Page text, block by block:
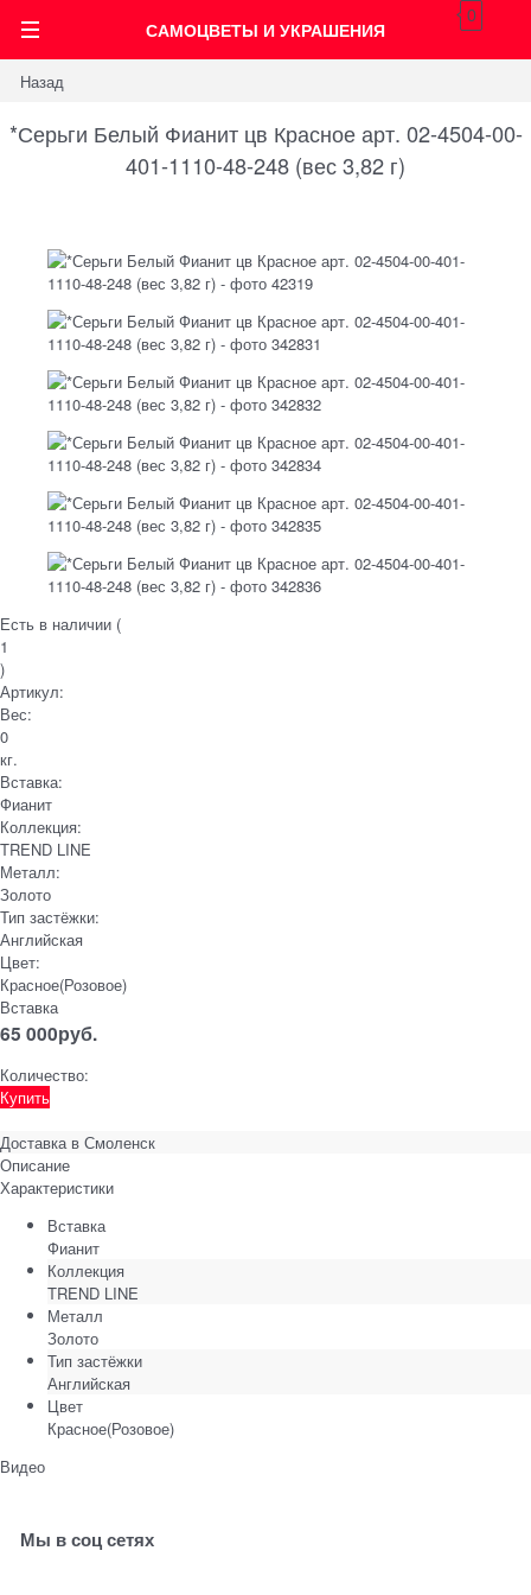
САМОЦВЕТЫ И УКРАШЕНИЯ
0
Назад
*Серьги Белый Фианит цв Красное арт. 02-4504-00-
401-1110-48-248 (вес 3,82 г)
Есть в наличии (
1
)
Артикул:
Вес:
0
кг.
Вставка:
Фианит
Коллекция:
TREND LINE
Металл:
Золото
Тип застёжки:
Английская
Цвет:
Красное(Розовое)
Вставка
65 000руб.
Количество:
Купить
Доставка в Смоленск
Описание
Характеристики
Вставка
Фианит
Коллекция
TREND LINE
Металл
Золото
Тип застёжки
Английская
Цвет
Красное(Розовое)
Видео
Мы в соц сетях